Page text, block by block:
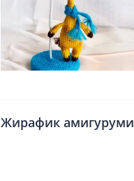
Жирафик амигуруми